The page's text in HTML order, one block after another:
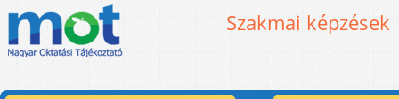
Szakmai képzések